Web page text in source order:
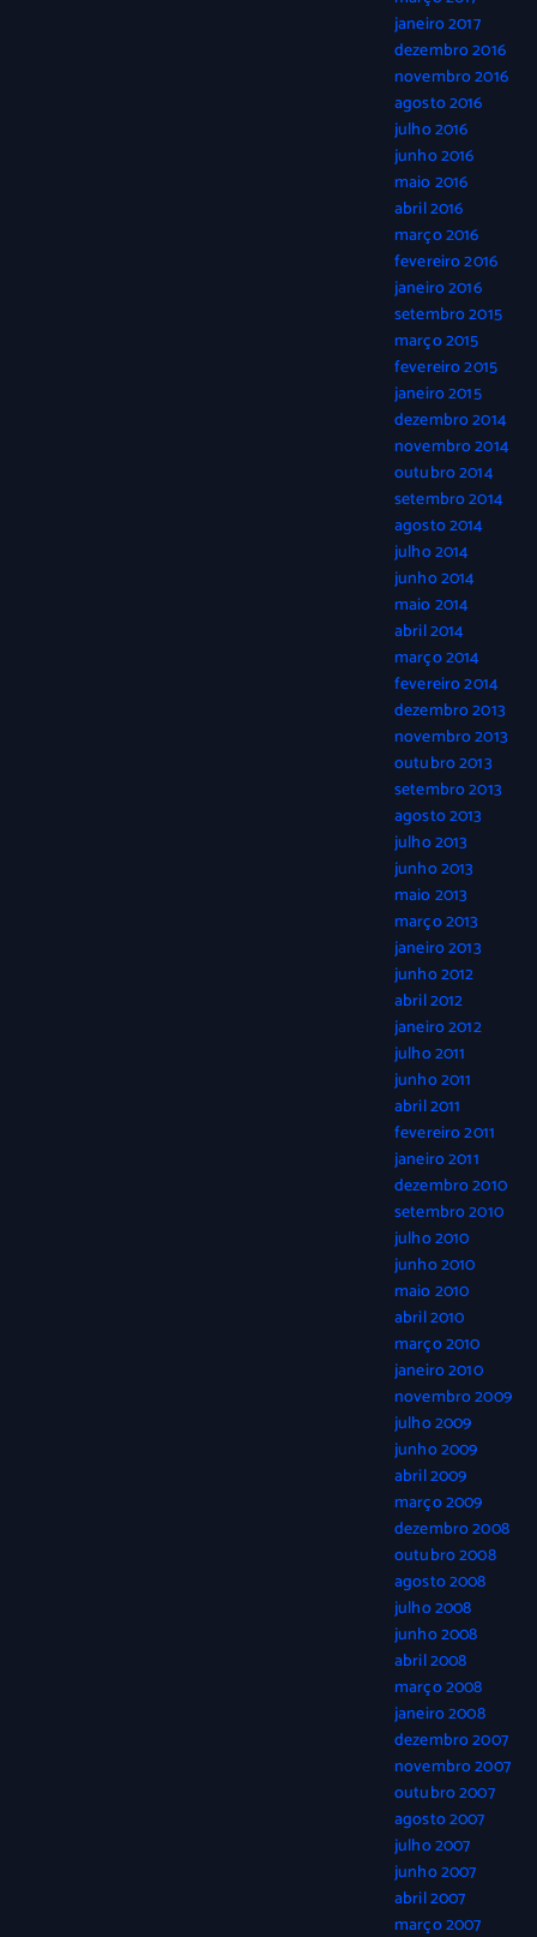
janeiro 2017
dezembro 2016
novembro 2016
agosto 2016
julho 2016
junho 2016
maio 2016
abril 2016
março 2016
fevereiro 2016
janeiro 2016
setembro 2015
março 2015
fevereiro 2015
janeiro 2015
dezembro 2014
novembro 2014
outubro 2014
setembro 2014
agosto 2014
julho 2014
junho 2014
maio 2014
abril 2014
março 2014
fevereiro 2014
dezembro 2013
novembro 2013
outubro 2013
setembro 2013
agosto 2013
julho 2013
junho 2013
maio 2013
março 2013
janeiro 2013
junho 2012
abril 2012
janeiro 2012
julho 2011
junho 2011
abril 2011
fevereiro 2011
janeiro 2011
dezembro 2010
setembro 2010
julho 2010
junho 2010
maio 2010
abril 2010
março 2010
janeiro 2010
novembro 2009
julho 2009
junho 2009
abril 2009
março 2009
dezembro 2008
outubro 2008
agosto 2008
julho 2008
junho 2008
abril 2008
março 2008
janeiro 2008
dezembro 2007
novembro 2007
outubro 2007
agosto 2007
julho 2007
junho 2007
abril 2007
março 2007